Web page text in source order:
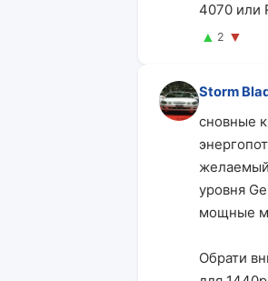
4070 или
▲ 2 ▼
Storm
сновные
желаемый
уровня
мощные
Обрати